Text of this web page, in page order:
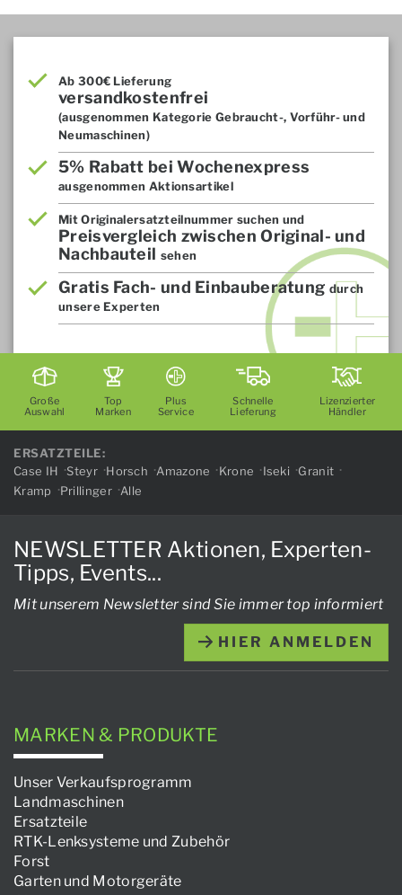
Ab 300€ Lieferung
versandkostenfrei
(ausgenommen Kategorie Gebraucht-, Vorführ- und
Neumaschinen)
5% Rabatt bei Wochenexpress
ausgenommen Aktionsartikel
Mit Originalersatzteilnummer suchen und
Preisvergleich zwischen Original- und
Nachbauteil sehen
Gratis Fach- und Einbauberatung durch
unsere Experten
Große
Auswahl
Top
Marken
Plus
Service
Schnelle
Lieferung
Lizenzierter
Händler
ERSATZTEILE:
Case IH
Steyr Horsch Amazone Krone Iseki
Granit
Kramp
Prillinger Alle
NEWSLETTER Aktionen, Experten-
Tipps, Events...
Mit unserem Newsletter sind Sie immer top informiert
HIER ANMELDEN
MARKEN & PRODUKTE
Unser Verkaufsprogramm
Landmaschinen
Ersatzteile
RTK-Lenksysteme und Zubehör
Forst
Garten und Motorgeräte